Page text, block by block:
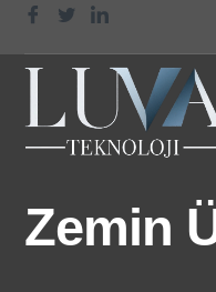
Zemin